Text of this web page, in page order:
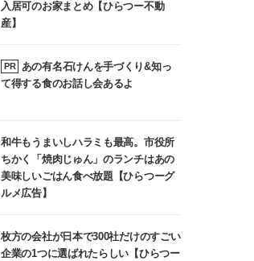
入居可のお家まとめ【ひらつー不動
産】
PR
あの有名石けんを手づくり&知っ
て得する食のお話し会あるよ
和牛もうまいしハラミも最高。市役所
ちかく「焼肉じゅん」のランチはあの
美味しいごはん食べ放題【ひらつーグ
ルメ広告】
枚方の会社が日本で300社だけのすごい
企業の1つに選ばれたらしい【ひらつー